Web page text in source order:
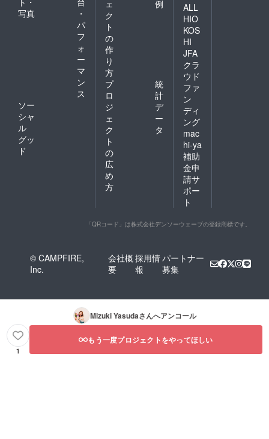
写真
・
パ
フ
ォ
ー
マ
ン
ス
ソー
シャ
ル
グッ
ド
ェ
ク
ト
の
作
り
方
例
プ
ロ
ジ
ェ
ク
ト
の
広
め
方
統
計
デ
ー
タ
ALL
HIO
KOS
HI
JFA
クラ
ウド
ファ
ン
ディ
ング
mac
hi-ya
補助
金申
請サ
ポー
ト
「QRコード」は株式会社デンソーウェーブの登録商標です。
© CAMPFIRE,
Inc.
会社概
要
採用情
報
パートナー
募集
Mizuki Yasudaさんへアンコール
1
もう一度プロジェクトをやってほしい